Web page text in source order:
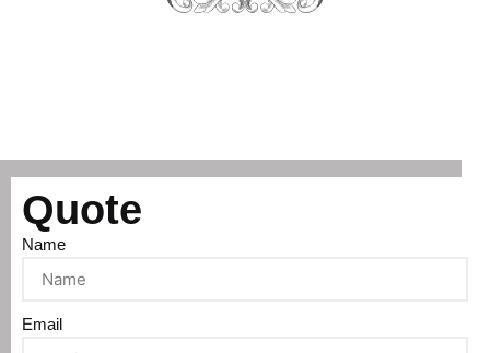
Quote
Name
Email